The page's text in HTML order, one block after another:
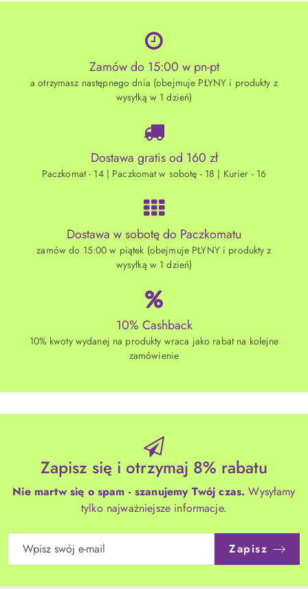
Zamów do 15:00 w pn-pt
a otrzymasz następnego dnia (obejmuje PŁYNY i produkty z
wysyłką w 1 dzień)
Dostawa gratis od 160 zł
Paczkomat - 14 | Paczkomat w sobotę - 18 | Kurier - 16
Dostawa w sobotę do Paczkomatu
zamów do 15:00 w piątek (obejmuje PŁYNY i produkty z
wysyłką w 1 dzień)
10% Cashback
10% kwoty wydanej na produkty wraca jako rabat na kolejne
zamówienie
Zapisz się i otrzymaj 8% rabatu
Nie martw się o spam - szanujemy Twój czas. Wysyłamy
tylko najważniejsze informacje.
Zapisz